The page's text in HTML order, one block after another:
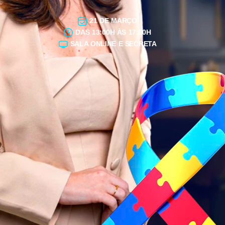
21 DE MARÇO
DAS 13:00H ÀS 17:00H
SALA ONLINE E SECRETA